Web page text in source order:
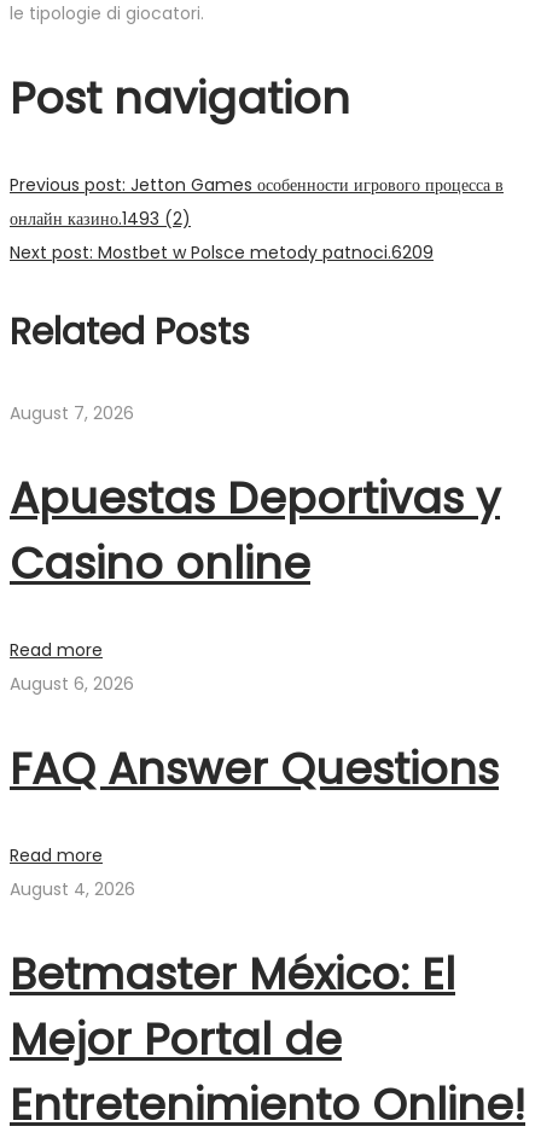
le tipologie di giocatori.
Post navigation
Previous post: Jetton Games особенности игрового процесса в
онлайн казино.1493 (2)
Next post: Mostbet w Polsce metody patnoci.6209
Related Posts
August 7, 2026
Apuestas Deportivas y
Casino online
Read more
August 6, 2026
FAQ Answer Questions
Read more
August 4, 2026
Betmaster México: El
Mejor Portal de
Entretenimiento Online!